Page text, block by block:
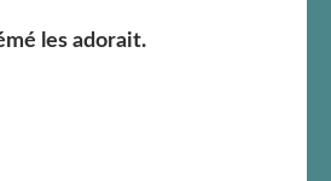
les adorait.